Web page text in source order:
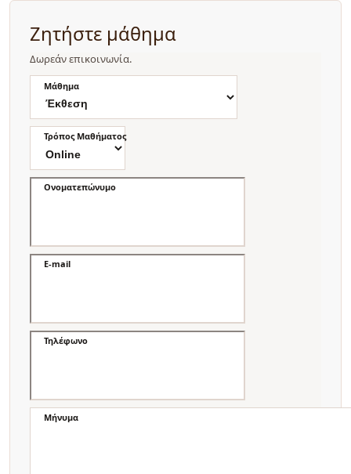
Ζητήστε μάθημα
Δωρεάν επικοινωνία.
Μάθημα
Τρόπος Μαθήματος
Ονοματεπώνυμο
E-mail
Τηλέφωνο
Μήνυμα